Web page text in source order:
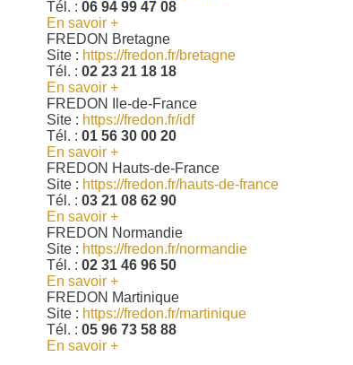
Tél. : 06 94 99 47 08
En savoir +
FREDON Bretagne
Site : https://fredon.fr/bretagne
Tél. : 02 23 21 18 18
En savoir +
FREDON Ile-de-France
Site : https://fredon.fr/idf
Tél. : 01 56 30 00 20
En savoir +
FREDON Hauts-de-France
Site : https://fredon.fr/hauts-de-france
Tél. : 03 21 08 62 90
En savoir +
FREDON Normandie
Site : https://fredon.fr/normandie
Tél. : 02 31 46 96 50
En savoir +
FREDON Martinique
Site : https://fredon.fr/martinique
Tél. : 05 96 73 58 88
En savoir +